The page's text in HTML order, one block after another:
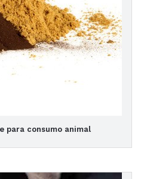
para consumo animal